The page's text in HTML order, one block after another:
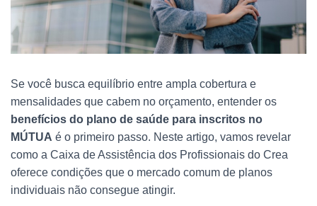
Se você busca equilíbrio entre ampla cobertura e
mensalidades que cabem no orçamento, entender os
benefícios do plano de saúde para inscritos no
MÚTUA é o primeiro passo. Neste artigo, vamos revelar
como a Caixa de Assistência dos Profissionais do Crea
oferece condições que o mercado comum de planos
individuais não consegue atingir.